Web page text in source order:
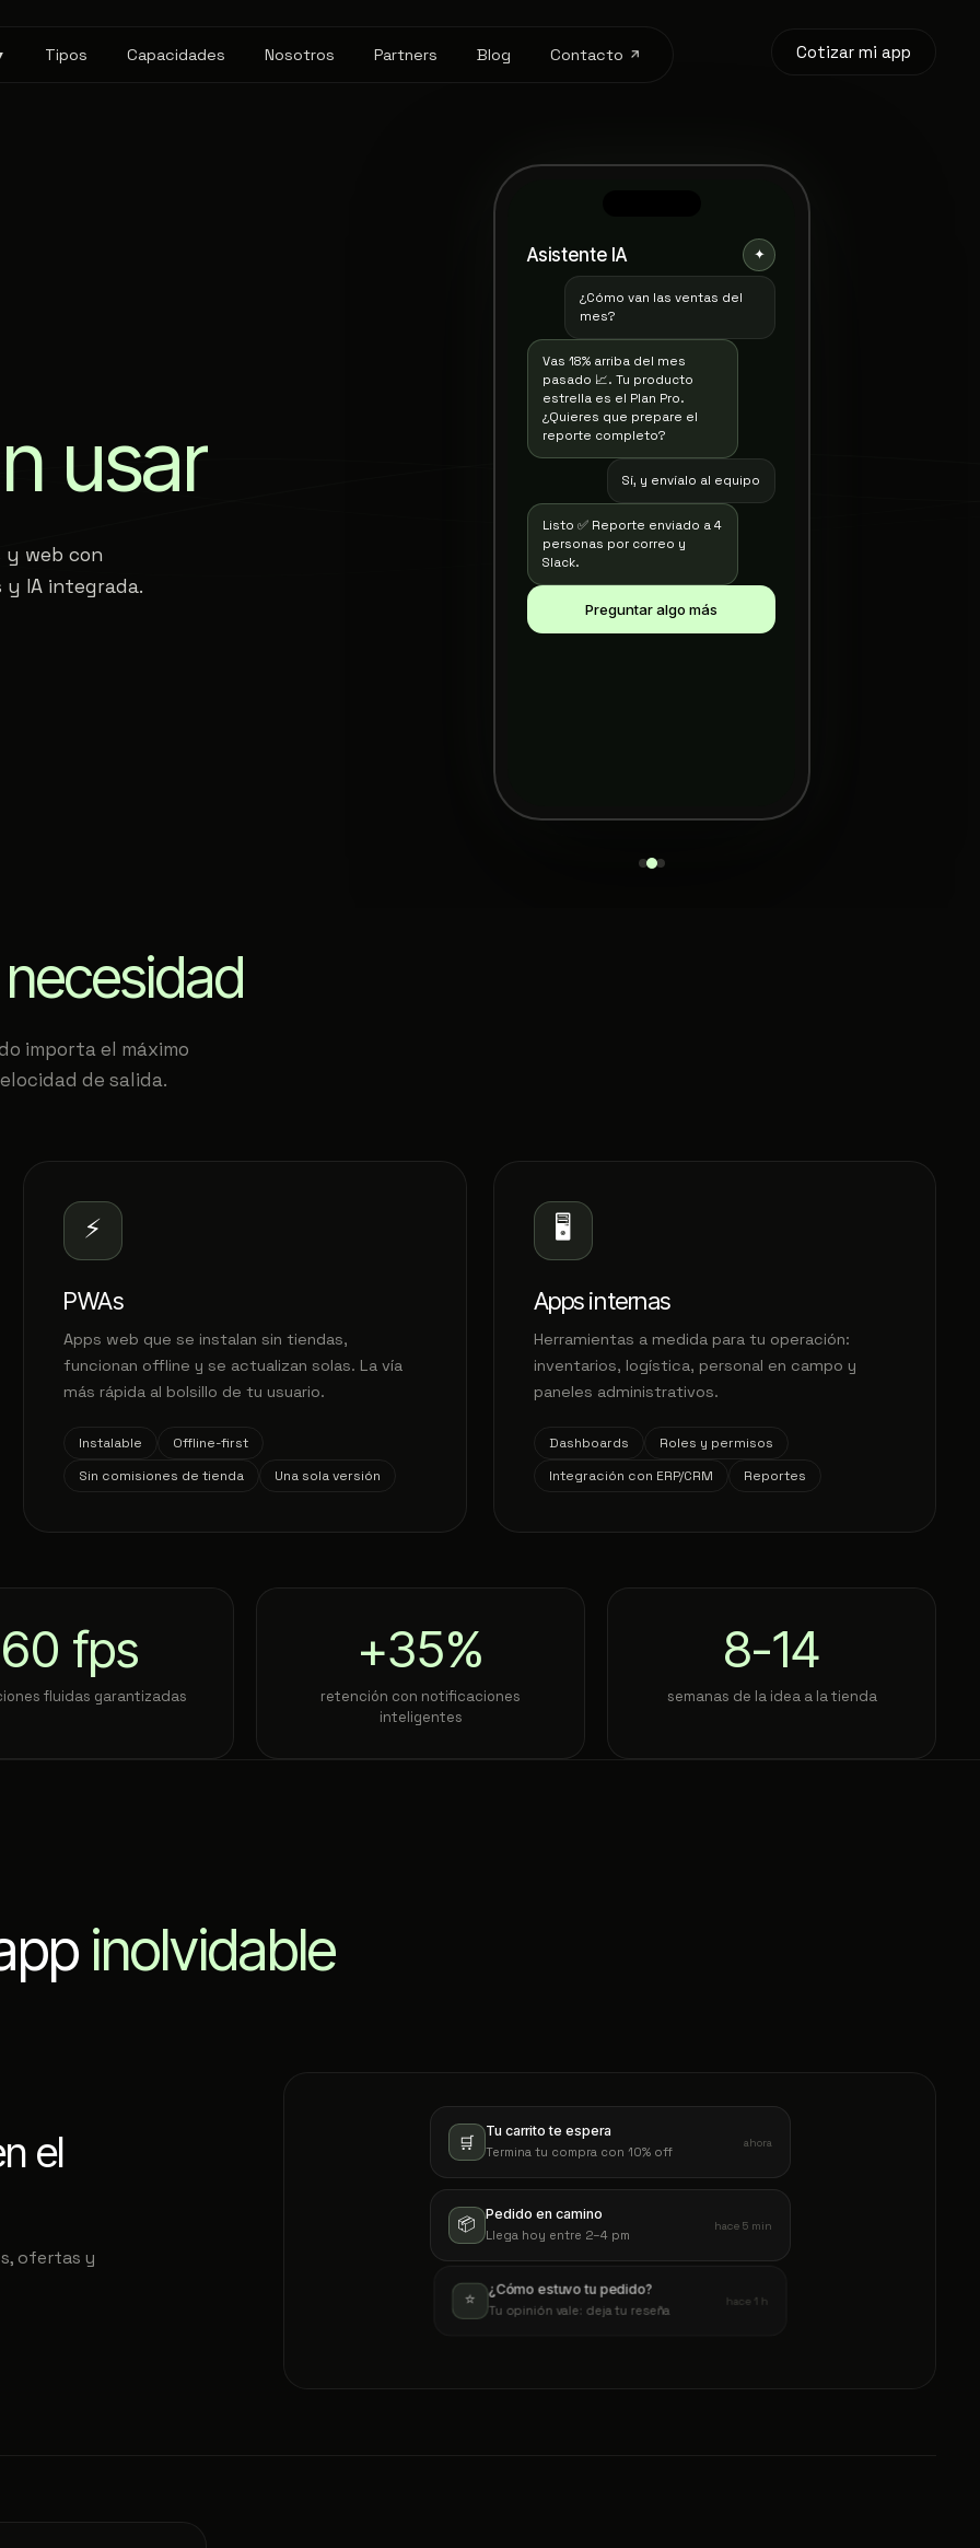
Tipos Capacidades Nosotros Partners Blog Contacto Cotizar mi app
n usar
y web con
IA integrada.
$12,480
Pedidos
Pedido #2041
Listo para enviar
Asistente IA ✦
¿Cómo van las ventas del
mes?
Vas 18% arriba del mes
pasado 📈. Tu producto
estrella es el Plan Pro.
¿Quieres que prepare el
reporte completo?
Sí, y envíalo al equipo
Listo ✅ Reporte enviado a 4
personas por correo y
Slack.
Preguntar algo más
#2042 · María L.
#2041 · Carlos R.
Preparando envío
#2040 · Sofía M.
Entregado · reseña 5★
Reembolso procesado
necesidad
importa el máximo
de salida.
⚡
PWAs
Apps web que se instalan sin tiendas,
funcionan offline y se actualizan solas. La vía
más rápida al bolsillo de tu usuario.
Instalable
Offline-first
Sin comisiones de tienda
Una sola versión
🖥️
Apps internas
Herramientas a medida para tu operación:
inventarios, logística, personal en campo y
paneles administrativos.
Dashboards
Roles y permisos
Integración con ERP/CRM
Reportes
60 fps
fluidas garantizadas
+35%
retención con notificaciones
inteligentes
8-14
semanas de la idea a la tienda
inolvidable
el
ofertas y
🛒
Tu carrito te espera
Termina tu compra con 10% off
ahora
📦 Pedido en camino
Llega hoy entre 2–4 pm
hace 5 min
⭐ ¿Cómo estuvo tu pedido?
Tu opinión vale: deja tu reseña
hace 1 h